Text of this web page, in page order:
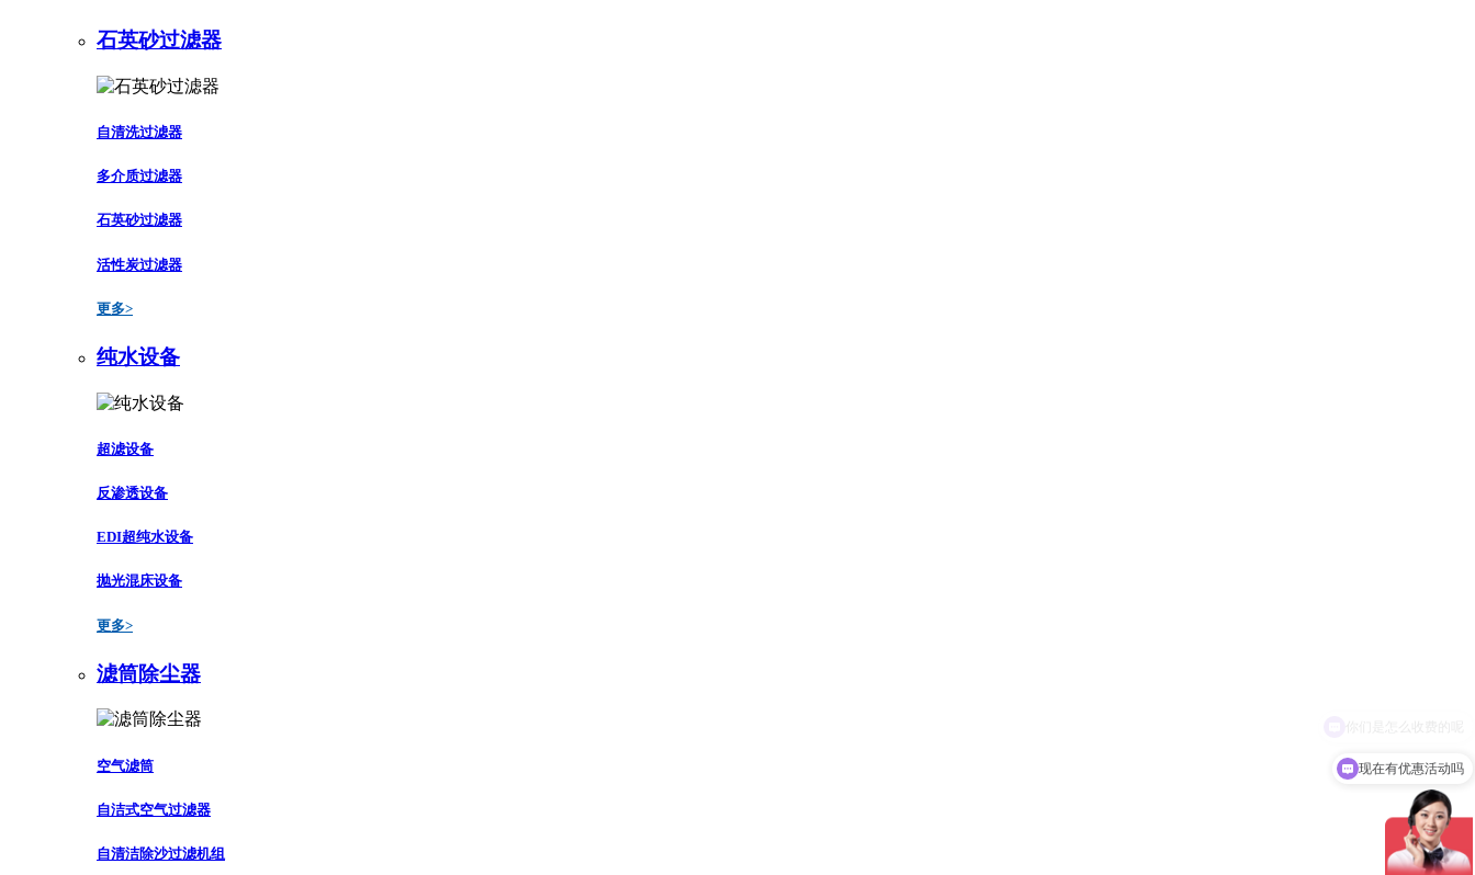
石英砂过滤器
自清洗过滤器
多介质过滤器
石英砂过滤器
活性炭过滤器
更多>
纯水设备
超滤设备
反渗透设备
EDI超纯水设备
抛光混床设备
更多>
滤筒除尘器
空气滤筒
自洁式空气过滤器
自清洁除沙过滤机组
现在有优惠活动吗